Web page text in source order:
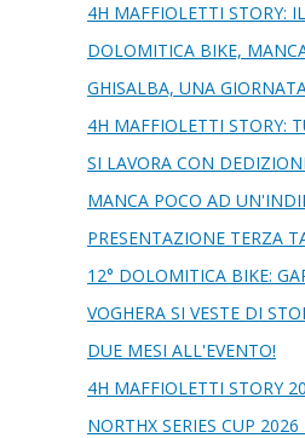
4H MAFFIOLETTI STORY:
DOLOMITICA BIKE,
GHISALBA, UNA
4H MAFFIOLETTI STORY:
SI LAVORA CON
MANCA POCO AD
PRESENTAZIONE TERZA
12° DOLOMITICA BIKE:
VOGHERA SI VESTE DI
DUE MESI ALL'EVENTO!
4H MAFFIOLETTI STORY
NORTHX SERIES CUP